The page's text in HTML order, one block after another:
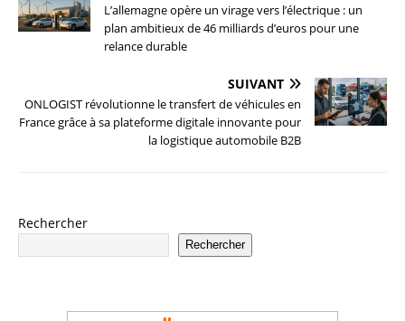
L’allemagne opère un virage vers l’électrique : un
plan ambitieux de 46 milliards d’euros pour une
relance durable
SUIVANT
ONLOGIST révolutionne le transfert de véhicules en
France grâce à sa plateforme digitale innovante pour
la logistique automobile B2B
Rechercher
Rechercher